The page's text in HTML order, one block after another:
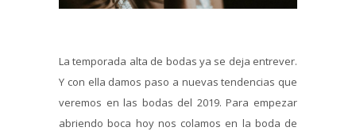
La temporada alta de bodas ya se deja entrever.
Y con ella damos paso a nuevas tendencias que
veremos en las bodas del 2019. Para empezar
abriendo boca hoy nos colamos en la boda de